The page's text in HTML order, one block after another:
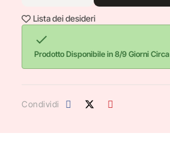
Lista dei desideri

Prodotto Disponibile in 8/9 Giorni Circa
Condividi